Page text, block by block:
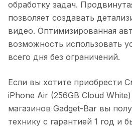
обработку задач.
позволяет создавать
видео. Оптимизированная
возможность использовать
всего дня без ограничений.
Если вы хотите приобрести
iPhone Air (256GB Cloud White)
магазинов Gadget-Bar вы
технику с гарантией 1 год и